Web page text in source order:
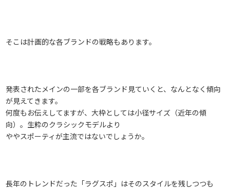
そこは計画的な各ブランドの戦略もあります。
発表されたメインの一部を各ブランド見ていくと、なんとなく傾向
が見えてきます。
何度もお伝えしてますが、大枠としては小径サイズ（近年の傾
向）。生粋のクラシックモデルより
ややスポーティが主流ではないでしょうか。
長年のトレンドだった「ラグスポ」はそのスタイルを残しつつも